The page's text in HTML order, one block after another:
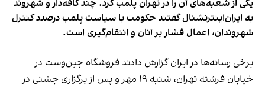
یکی از شعبه‌های آن را در تهران پلمب کرد. چند کافه‌‌دار و شهروند
به ایران‌اینترنشنال گفتند حکومت با سیاست پلمب درصدد کنترل
شهروندان، اعمال فشار بر آنان و انتقام‌گیری است.
برخی رسانه‌ها در ایران گزارش دادند فروشگاه جین‌وست در
خیابان فرشته تهران، شنبه ۱۹ مهر و پس از برگزاری جشنی در